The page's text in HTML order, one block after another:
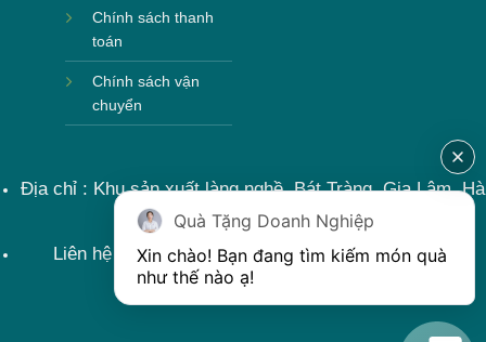
Chính sách thanh
toán
Chính sách vận
chuyển
Địa chỉ : Khu sản xuất làng nghề, Bát Tràng, Gia Lâm, Hà
Nội, Việt Nam
Liên hệ : 0915599363 Email: lienhe@khoqua.vn
Quà Tặng Doanh Nghiệp
Xin chào! Bạn đang tìm kiếm món quà
như thế nào ạ!